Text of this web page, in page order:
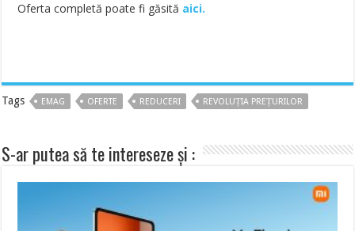
Oferta completă poate fi găsită aici.
Tags EMAG OFERTE REDUCERI REVOLUȚIA PREȚURILOR
S-ar putea să te intereseze și :